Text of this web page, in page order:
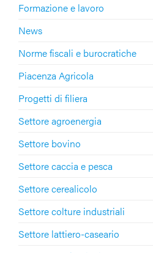
Formazione e lavoro
News
Norme fiscali e burocratiche
Piacenza Agricola
Progetti di filiera
Settore agroenergia
Settore bovino
Settore caccia e pesca
Settore cerealicolo
Settore colture industriali
Settore lattiero-caseario